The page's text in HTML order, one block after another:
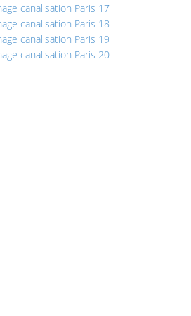
canalisation Paris 17
canalisation Paris 18
canalisation Paris 19
canalisation Paris 20